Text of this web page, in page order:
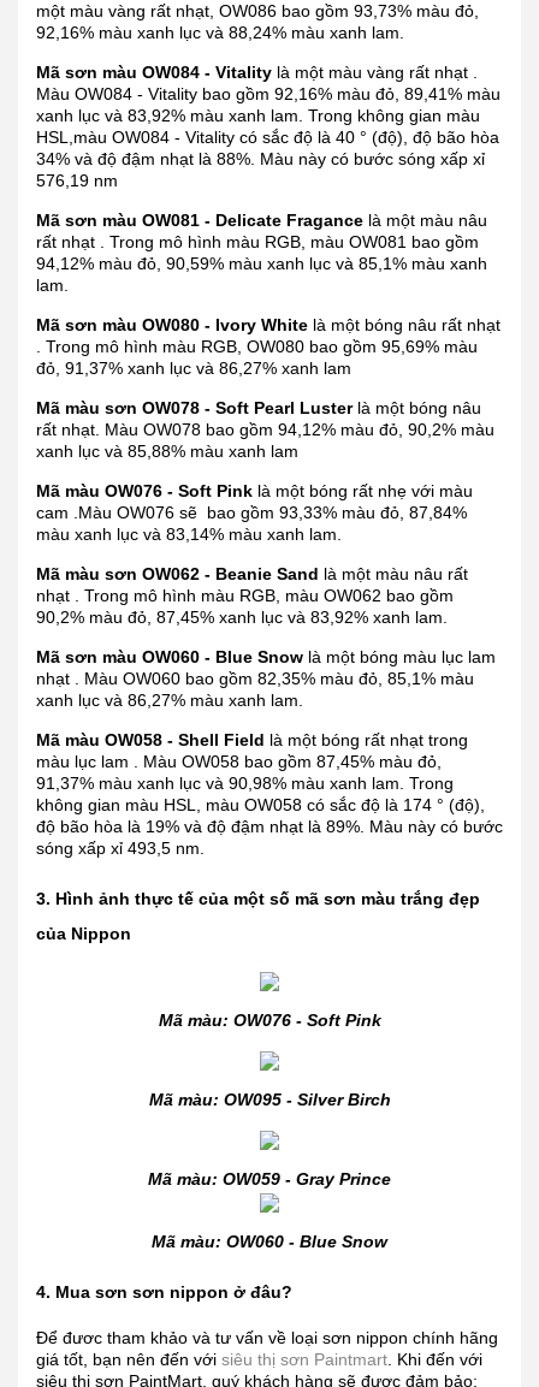
một màu vàng rất nhạt, OW086 bao gồm 93,73% màu đỏ,
92,16% màu xanh lục và 88,24% màu xanh lam.
Mã sơn màu OW084 - Vitality là một màu vàng rất nhạt .
Màu OW084 - Vitality bao gồm 92,16% màu đỏ, 89,41% màu
xanh lục và 83,92% màu xanh lam. Trong không gian màu
HSL,màu OW084 - Vitality có sắc độ là 40 ° (độ), độ bão hòa
34% và độ đậm nhạt là 88%. Màu này có bước sóng xấp xỉ
576,19 nm
Mã sơn màu OW081 - Delicate Fragance là một màu nâu
rất nhạt . Trong mô hình màu RGB, màu OW081 bao gồm
94,12% màu đỏ, 90,59% màu xanh lục và 85,1% màu xanh
lam.
Mã sơn màu OW080 - Ivory White là một bóng nâu rất nhạt
. Trong mô hình màu RGB, OW080 bao gồm 95,69% màu
đỏ, 91,37% xanh lục và 86,27% xanh lam
Mã màu sơn OW078 - Soft Pearl Lusterlà một bóng nâu
rất nhạt. Màu OW078 bao gồm 94,12% màu đỏ, 90,2% màu
xanh lục và 85,88% màu xanh lam
Mã màu OW076 - Soft Pink là một bóng rất nhẹ với màu
cam .Màu OW076 sẽ bao gồm 93,33% màu đỏ, 87,84%
màu xanh lục và 83,14% màu xanh lam.
Mã màu sơn OW062 - Beanie Sand là một màu nâu rất
nhạt . Trong mô hình màu RGB, màu OW062 bao gồm
90,2% màu đỏ, 87,45% xanh lục và 83,92% xanh lam.
Mã sơn màu OW060 - Blue Snow là một bóng màu lục lam
nhạt . Màu OW060 bao gồm 82,35% màu đỏ, 85,1% màu
xanh lục và 86,27% màu xanh lam.
Mã màu OW058 - Shell Field là một bóng rất nhạt trong
màu lục lam . Màu OW058 bao gồm 87,45% màu đỏ,
91,37% màu xanh lục và 90,98% màu xanh lam. Trong
không gian màu HSL, màu OW058 có sắc độ là 174 ° (độ),
độ bão hòa là 19% và độ đậm nhạt là 89%. Màu này có bước
sóng xấp xỉ 493,5 nm.
3. Hình ảnh thực tế của một số mã sơn màu trắng đẹp
của Nippon
Mã màu: OW076 - Soft Pink
Mã màu: OW095 - Silver Birch
Mã màu: OW059 - Gray Prince
Mã màu: OW060 - Blue Snow
4. Mua sơn sơn nippon ở đâu?
Để đươc tham khảo và tư vấn về loại sơn nippon chính hãng
giá tốt, bạn nên đến với siêu thị sơn Paintmart . Khi đến với
siêu thị sơn PaintMart, quý khách hàng sẽ được đảm bảo: